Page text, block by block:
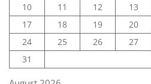
10
11 12 13
17
18 19 20
24
25 26 27
31